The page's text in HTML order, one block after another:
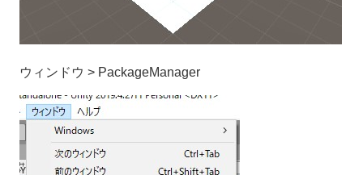
ウィンドウ > PackageManager